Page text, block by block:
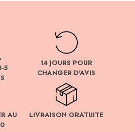
5
14 JOURS POUR
CHANGER D'AVIS
AU
LIVRAISON GRATUITE